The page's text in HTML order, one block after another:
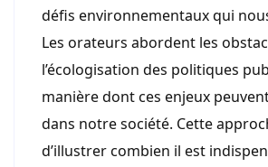
défis environnementaux qui
Les orateurs abordent les
l’écologisation des politiques
manière dont ces enjeux
dans notre société. Cette
d’illustrer combien il est